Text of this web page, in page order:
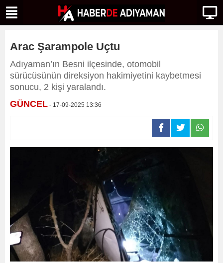
Arac Şarampole Uçtu
Adıyaman’ın Besni ilçesinde, otomobil
sürücüsünün direksiyon hakimiyetini kaybetmesi
sonucu, 2 kişi yaralandı.
GÜNCEL - 17-09-2025 13:36